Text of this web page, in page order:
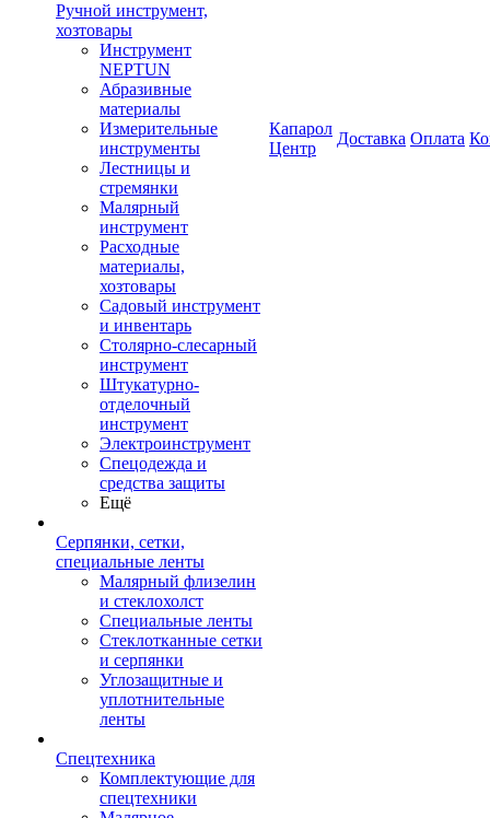
Ручной инструмент,
хозтовары
Инструмент
NEPTUN
Абразивные
материалы
Измерительные
инструменты
Лестницы и
стремянки
Малярный
инструмент
Расходные
материалы,
хозтовары
Садовый инструмент
и инвентарь
Столярно-слесарный
инструмент
Штукатурно-
отделочный
инструмент
Электроинструмент
Спецодежда и
средства защиты
Ещё
Серпянки, сетки,
специальные ленты
Малярный флизелин
и стеклохолст
Специальные ленты
Стеклотканные сетки
и серпянки
Углозащитные и
уплотнительные
ленты
Спецтехника
Комплектующие для
спецтехники
Капарол
Центр
Доставка Оплата